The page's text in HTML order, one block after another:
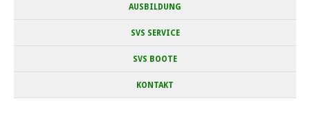
AUSBILDUNG
SVS SERVICE
SVS BOOTE
KONTAKT